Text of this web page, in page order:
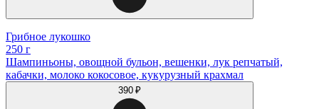
Грибное лукошко
250 г
Шампиньоны, овощной бульон, вешенки, лук репчатый,
кабачки, молоко кокосовое, кукурузный крахмал
390 ₽